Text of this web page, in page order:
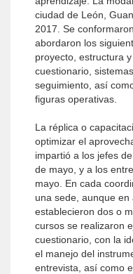
ciudad de León,
2017. Se
abordaron los
proyecto, estructura
cuestionario,
seguimiento, así
figuras operativas.
La réplica o
optimizar el
impartió a los jefes
de mayo, y a los
mayo. En cada
una sede, aunque
establecieron dos o
cursos se realizaron
cuestionario, con la
el manejo del
entrevista, así como